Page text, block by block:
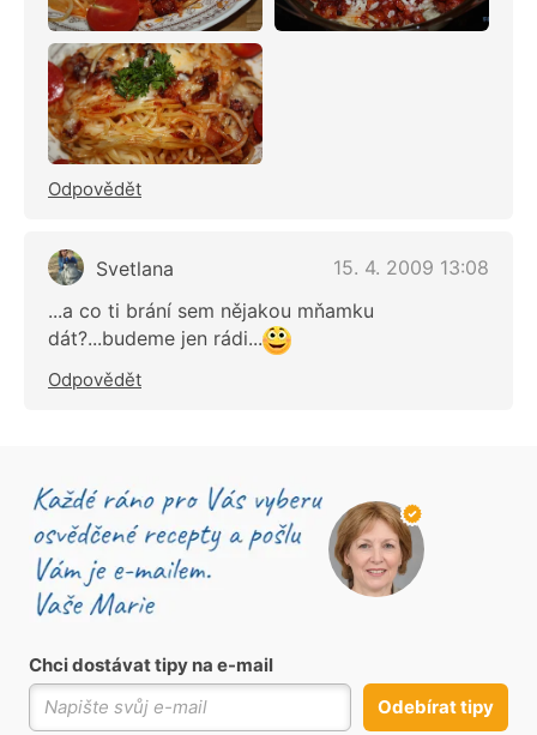
Odpovědět
Svetlana
15. 4. 2009 13:08
...a co ti brání sem nějakou mňamku
dát?...budeme jen rádi...
Odpovědět
Chci dostávat tipy na e-mail
Odebírat tipy